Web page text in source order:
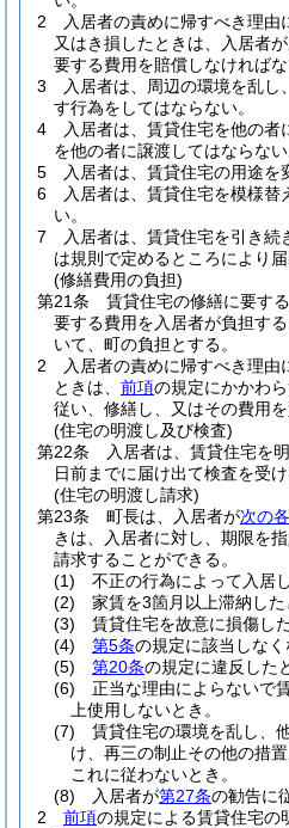
2
入居者の責めに帰すべき理由
又はき損したときは、入居者
要する費用を賠償しなければな
3
入居者は、周辺の環境を乱
す行為をしてはならない。
4
入居者は、賃貸住宅を他の者
を他の者に譲渡してはならない
5
入居者は、賃貸住宅の用途を
6
入居者は、賃貸住宅を模様
い。
7
入居者は、賃貸住宅を引き続
は規則で定めるところにより
(修繕費用の負担)
第21条
賃貸住宅の修繕に要す
要する費用を入居者が負担す
いて、町の負担とする。
2
入居者の責めに帰すべき理
ときは、 前項の規定にかかわ
従い、修繕し、又はその費用
(住宅の明渡し及び検査)
第22条
入居者は、賃貸住宅を
日前までに届け出て検査を受
(住宅の明渡し請求)
第23条
町長は、入居者が次の
きは、入居者に対し、期限を
請求することができる。
(1)
不正の行為によって入居
(2)
家賃を3箇月以上滞納した
(3)
賃貸住宅を故意に損傷した
(4)
第5条の規定に該当しなく
(5)
第20条の規定に違反した
(6)
正当な理由によらないで
上使用しないとき。
(7)
賃貸住宅の環境を乱し、
け、再三の制止その他の措
これに従わないとき。
(8)
入居者が第27条の勧告に
2
前項の規定による賃貸住宅の